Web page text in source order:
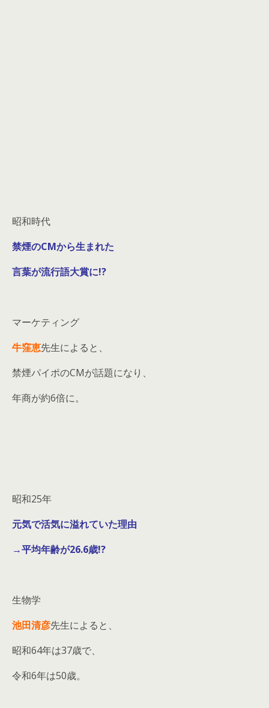
昭和時代
禁煙のCMから生まれた
言葉が流行語大賞に!?
マーケティング
牛窪恵先生によると、
禁煙パイポのCMが話題になり、
年商が約6倍に。
昭和25年
元気で活気に溢れていた理由
→平均年齢が26.6歳!?
生物学
池田清彦先生によると、
昭和64年は37歳で、
令和6年は50歳。